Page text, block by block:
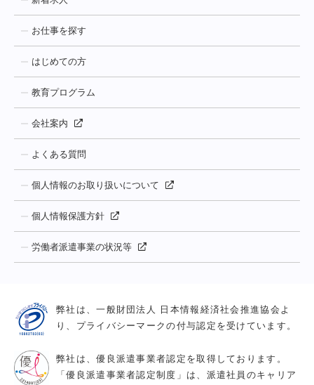
お仕事を探す
はじめての方
教育プログラム
会社案内
よくある質問
個人情報のお取り扱いについて
個人情報保護方針
労働者派遣事業の状況等
弊社は、一般財団法人 日本情報経済社会推進協会よ
り、プライバシーマークの付与認定を受けています。
弊社は、優良派遣事業者認定を取得しております。
「優良派遣事業者認定制度」は、派遣社員のキャリア